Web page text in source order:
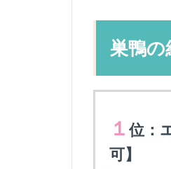
巣鴨
１ 位：
可】